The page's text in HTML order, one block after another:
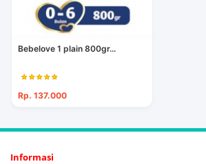
Bebelove 1 plain 800gr...
Rp. 137.000
Informasi